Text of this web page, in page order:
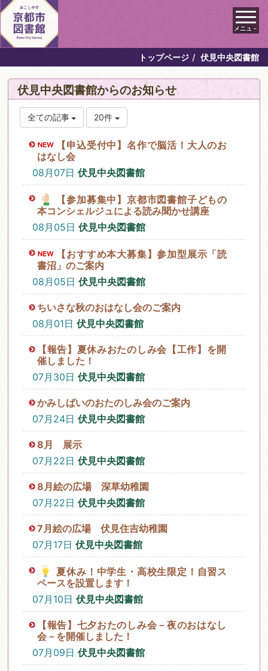
メニュ－
トップページ 伏見中央図書館
伏見中央図書館からのお知らせ
全ての記事 20件
【申込受付中】名作で脳活！大人のお
はなし会
08月07日 伏見中央図書館
【参加募集中】京都市図書館子どもの
本コンシェルジュによる読み聞かせ講座
08月05日 伏見中央図書館
【おすすめ本大募集】参加型展示「読
書沼」のご案内
08月05日 伏見中央図書館
ちいさな秋のおはなし会のご案内
08月01日 伏見中央図書館
【報告】夏休みおたのしみ会【工作】を開
催しました！
07月30日 伏見中央図書館
かみしばいのおたのしみ会のご案内
07月24日 伏見中央図書館
8月 展示
07月22日 伏見中央図書館
8月絵の広場 深草幼稚園
07月22日 伏見中央図書館
7月絵の広場 伏見住吉幼稚園
07月17日 伏見中央図書館
夏休み！中学生・高校生限定！自習ス
ペースを設置します！
07月10日 伏見中央図書館
【報告】七夕おたのしみ会－夜のおはなし
会－を開催しました！
07月09日 伏見中央図書館